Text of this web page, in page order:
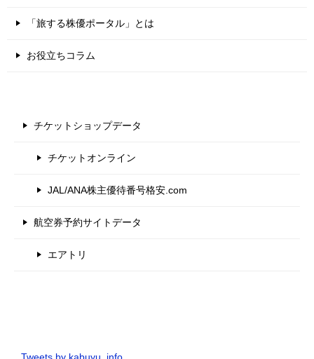
「旅する株優ポータル」とは
お役立ちコラム
チケットショップデータ
チケットオンライン
JAL/ANA株主優待番号格安.com
航空券予約サイトデータ
エアトリ